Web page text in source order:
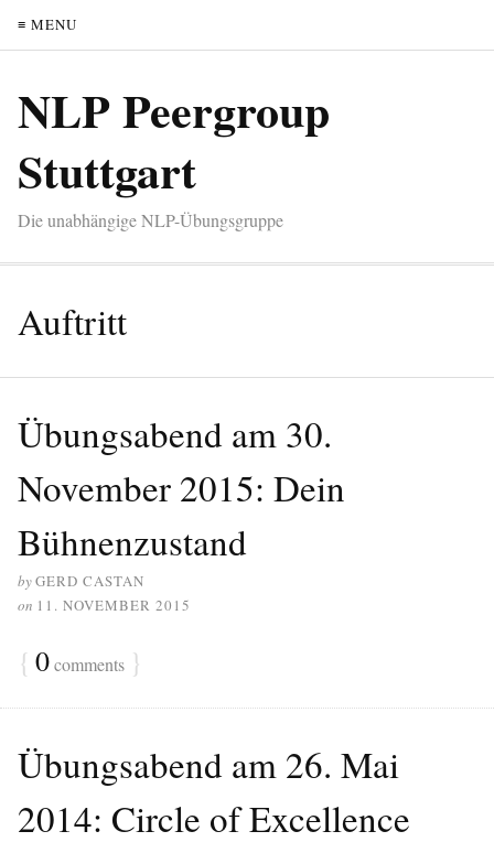
≡ MENU
NLP Peergroup
Stuttgart
Die unabhängige NLP-Übungsgruppe
Auftritt
Übungsabend am 30.
November 2015: Dein
Bühnenzustand
byGERD CASTAN
on 11. NOVEMBER 2015
{ 0comments }
Übungsabend am 26. Mai
2014: Circle of Excellence